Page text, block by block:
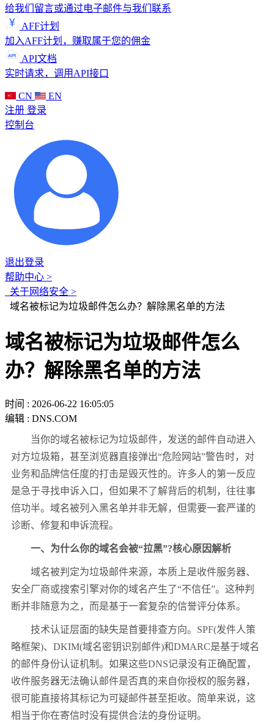
给我们留言或通过电子邮件与我们联系
AFF计划
加入AFF计划，赚取属于您的佣金
API文档
实时请求，调用API接口
CN
EN
注册 登录
控制台
退出登录
帮助中心 >
关于网络安全 >
域名被标记为垃圾邮件怎么办？解除黑名单的方法
域名被标记为垃圾邮件怎么
办？解除黑名单的方法
时间 : 2026-06-22 16:05:05
编辑 : DNS.COM
当你的域名被标记为垃圾邮件，发送的邮件自动进入
对方垃圾箱，甚至浏览器直接弹出“危险网站”警告时，对
业务和品牌信任度的打击是毁灭性的。许多人的第一反应
是急于寻找申诉入口，但如果不了解背后的机制，往往事
倍功半。域名被列入黑名单并非无解，但需要一套严谨的
诊断、修复和申诉流程。
一、为什么你的域名会被“拉黑”?核心原因解析
域名被判定为垃圾邮件来源，本质上是收件服务器、
安全厂商或搜索引擎对你的域名产生了“不信任”。这种判
断并非随意为之，而是基于一套复杂的信誉评分体系。
技术认证层面的缺失是首要排查方向。SPF(发件人策
略框架)、DKIM(域名密钥识别邮件)和DMARC是基于域名
的邮件身份认证机制。如果这些DNS记录没有正确配置，
收件服务器无法确认邮件是否真的来自你授权的服务器，
很可能直接将其标记为可疑邮件甚至拒收。简单来说，这
相当于你在寄信时没有提供合法的身份证明。